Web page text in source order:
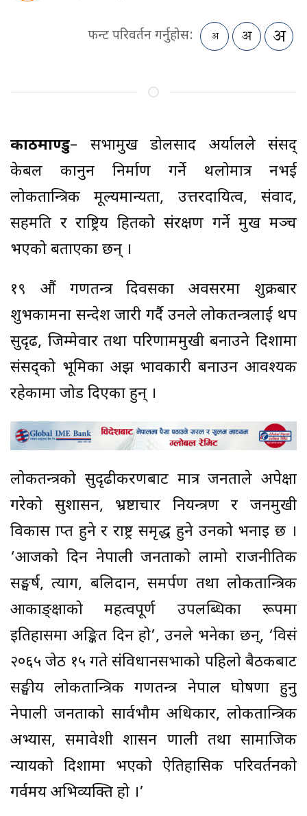
फन्ट परिवर्तन गर्नुहोस:
काठमाण्डु– सभामुख डोलप्रसाद अर्यालले संसद्
केबल कानुन निर्माण गर्ने थलोमात्र नभई
लोकतान्त्रिक मूल्यमान्यता, उत्तरदायित्व, संवाद,
सहमति र राष्ट्रिय हितको संरक्षण गर्ने प्रमुख मञ्च
भएको बताएका छन् ।
१९ औं गणतन्त्र दिवसका अवसरमा शुक्रबार
शुभकामना सन्देश जारी गर्दै उनले लोकतन्त्रलाई थप
सुदृढ, जिम्मेवार तथा परिणाममुखी बनाउने दिशामा
संसद्को भूमिका अझ प्रभावकारी बनाउन आवश्यक
रहेकामा जोड दिएका हुन् ।
लोकतन्त्रको सुदृढीकरणबाट मात्र जनताले अपेक्षा
गरेको सुशासन, भ्रष्टाचार नियन्त्रण र जनमुखी
विकास प्राप्त हुने र राष्ट्र समृद्ध हुने उनको भनाइ छ ।
‘आजको दिन नेपाली जनताको लामो राजनीतिक
सङ्घर्ष, त्याग, बलिदान, समर्पण तथा लोकतान्त्रिक
आकाङ्क्षाको महत्वपूर्ण उपलब्धिका रूपमा
इतिहासमा अङ्कित दिन हो’, उनले भनेका छन्, ‘विसं
२०६५ जेठ १५ गते संविधानसभाको पहिलो बैठकबाट
सङ्घीय लोकतान्त्रिक गणतन्त्र नेपाल घोषणा हुनु
नेपाली जनताको सार्वभौम अधिकार, लोकतान्त्रिक
अभ्यास, समावेशी शासन प्रणाली तथा सामाजिक
न्यायको दिशामा भएको ऐतिहासिक परिवर्तनको
गर्वमय अभिव्यक्ति हो ।’